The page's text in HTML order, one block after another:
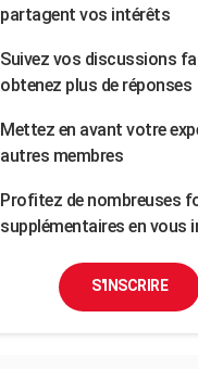
partagent vos intérêts
Suivez vos discussions
obtenez plus de réponses
Mettez en avant votre
autres membres
Profitez de nombreuses
supplémentaires en vous
S'INSCRIRE